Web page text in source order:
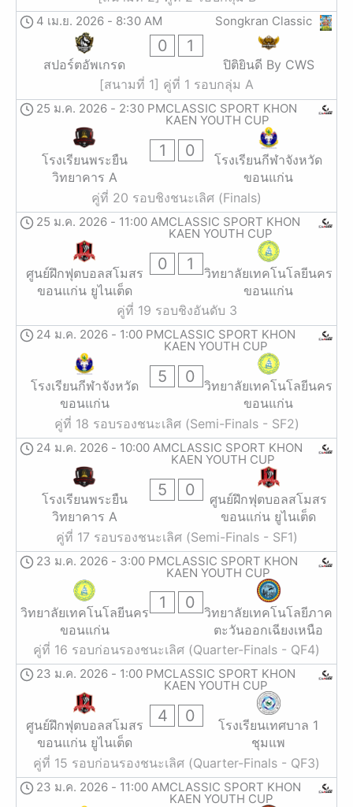
Songkran Classic
4 เม.ย. 2026 - 8:30 AM
สปอร์ตอัพเกรด
0 1
ปิติยินดี By CWS
[สนามที่ 1] คู่ที่ 1 รอบกลุ่ม A
CLASSIC SPORT KHON
KAEN YOUTH CUP
25 ม.ค. 2026 - 2:30 PM
โรงเรียนพระยืน
วิทยาคาร A
1 0
โรงเรียนกีฬาจังหวัด
ขอนแก่น
คู่ที่ 20 รอบชิงชนะเลิศ (Finals)
CLASSIC SPORT KHON
KAEN YOUTH CUP
25 ม.ค. 2026 - 11:00 AM
ศูนย์ฝึกฟุตบอลสโมสร
ขอนแก่น ยูไนเต็ด
0 1
วิทยาลัยเทคโนโลยีนคร
ขอนแก่น
คู่ที่ 19 รอบชิงอันดับ 3
CLASSIC SPORT KHON
KAEN YOUTH CUP
24 ม.ค. 2026 - 1:00 PM
โรงเรียนกีฬาจังหวัด
ขอนแก่น
5 0
วิทยาลัยเทคโนโลยีนคร
ขอนแก่น
คู่ที่ 18 รอบรองชนะเลิศ (Semi-Finals - SF2)
CLASSIC SPORT KHON
KAEN YOUTH CUP
24 ม.ค. 2026 - 10:00 AM
โรงเรียนพระยืน
วิทยาคาร A
5 0
ศูนย์ฝึกฟุตบอลสโมสร
ขอนแก่น ยูไนเต็ด
คู่ที่ 17 รอบรองชนะเลิศ (Semi-Finals - SF1)
CLASSIC SPORT KHON
KAEN YOUTH CUP
23 ม.ค. 2026 - 3:00 PM
วิทยาลัยเทคโนโลยีนคร
ขอนแก่น
1 0
วิทยาลัยเทคโนโลยีภาค
ตะวันออกเฉียงเหนือ
คู่ที่ 16 รอบก่อนรองชนะเลิศ (Quarter-Finals - QF4)
CLASSIC SPORT KHON
KAEN YOUTH CUP
23 ม.ค. 2026 - 1:00 PM
ศูนย์ฝึกฟุตบอลสโมสร
ขอนแก่น ยูไนเต็ด
4 0
โรงเรียนเทศบาล 1
ชุมแพ
คู่ที่ 15 รอบก่อนรองชนะเลิศ (Quarter-Finals - QF3)
CLASSIC SPORT KHON
KAEN YOUTH CUP
23 ม.ค. 2026 - 11:00 AM